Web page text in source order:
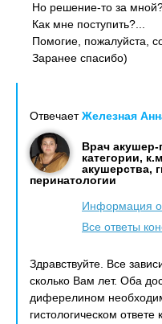
Но решение-то за
Как мне поступить?...
Помогие, пожалуйста,
Заранее спасибо)
ОтвечаетЖелезная
Врач
категории,
акушерства,
перинатологии
Информация о
Все ответы
Здравствуйте. Все
сколько Вам лет. Оба
диферелином
гистологическом